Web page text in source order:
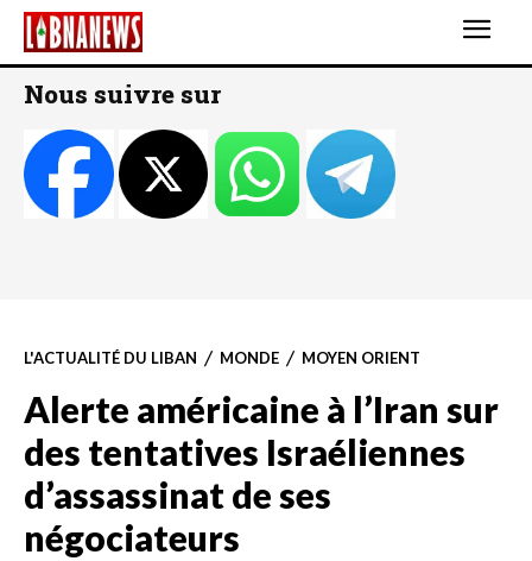
Nous suivre sur
L'ACTUALITÉ DU LIBAN MONDE MOYEN ORIENT
Alerte américaine à l’Iran sur
des tentatives Israéliennes
d’assassinat de ses
négociateurs